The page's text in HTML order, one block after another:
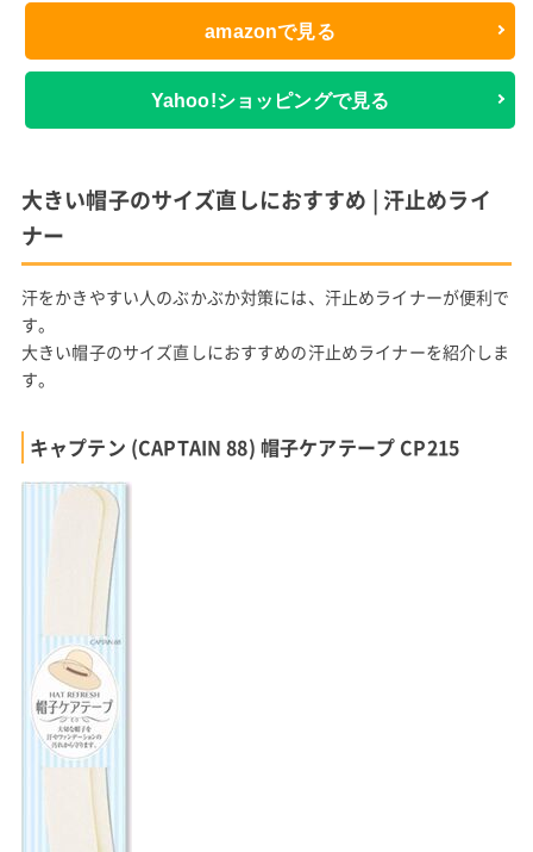
amazonで見る
Yahoo!ショッピングで見る
大きい帽子のサイズ直しにおすすめ | 汗止めライ
ナー
汗をかきやすい人のぶかぶか対策には、汗止めライナーが便利で
す。
大きい帽子のサイズ直しにおすすめの汗止めライナーを紹介しま
す。
キャプテン (CAPTAIN 88) 帽子ケアテープ CP215